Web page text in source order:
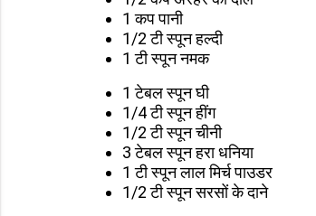
1 कप पानी
1/2 टी स्पून हल्दी
1 टी स्पून नमक
1 टेबल स्पून घी
1/4 टी स्पून हींग
1/2 टी स्पून चीनी
3 टेबल स्पून हरा धनिया
1 टी स्पून लाल मिर्च पाउडर
1/2 टी स्पून सरसों के दाने